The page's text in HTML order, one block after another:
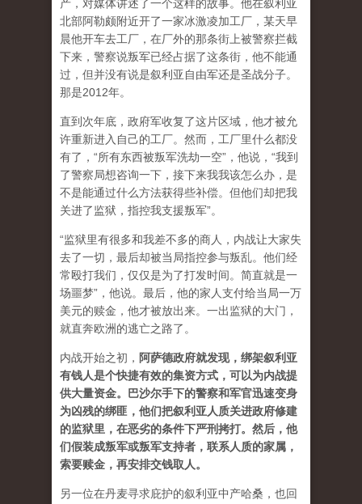
产，对媒体讲述了一个这样的故事。他在叙利亚
北部阿勒颇附近开了一家冰激凌加工厂，某天早
晨他开车去工厂，在厂外的那条街上被警察拦截
下来，警察说叛军已经占据了这条街，他不能通
过，但并没有说是叙利亚自由军还是圣战分子。
那是2012年。
直到次年底，政府军收复了这片区域，他才被允
许重新进入自己的工厂。然而，工厂里什么都没
有了，“所有东西被叛军洗劫一空”，他说，“我到
了警察局想咨询一下，接下来我我该怎么办，是
不是能通过什么方法获得些补偿。但他们却把我
关进了监狱，指控我支援叛军”。
“监狱里有很多和我差不多的商人，内战让大家失
去了一切，最后却被当局指控参与叛乱。他们经
常殴打我们，仅仅是为了打发时间。简直就是一
场噩梦”，他说。最后，他的家人支付给当局一万
美元的赎金，他才被放出来。一出监狱的大门，
就直奔欧洲的逃亡之路了。
内战开始之初， 阿萨德政府就发现，绑架叙利亚
有钱人是个快捷有效的集资方式，可以为内战提
供大量资金。巴沙尔手下的警察和军官迅速变身
为凶残的绑匪，他们把叙利亚人质关进政府修建
的监狱里，在恶劣的条件下严刑拷打。然后，他
们假装成叛军或叛军支持者，联系人质的家属，
索要赎金，再安排交钱取人。
另一位在丹麦寻求庇护的叙利亚中产哈桑，也回